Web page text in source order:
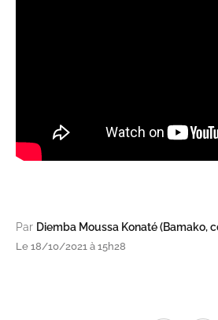
Par Diemba Moussa Konaté (Bamako,
Le 18/10/2021 à 15h28